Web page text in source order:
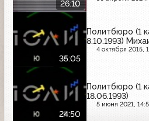
26:10
35:05
Политбюро (1
8.10.1993)
4 октября 2015,
24:50
Политбюро (1
18.06.1993)
5 июня 2021,